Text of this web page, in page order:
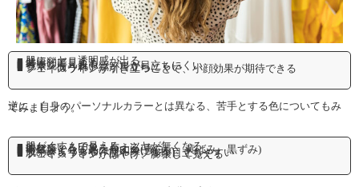
■ 肌にツヤ、透明感が出る
■ 健康的に見える
■ 若々しく見える
■ 色素沈着・肌トラブルが目立ちにくい
■ クマ・ほうれい線が目立ちにくい
■ フェイスラインが引き立つことで、小顔効果が期待できる
逆に、自身のパーソナルカラーとは異なる、苦手とする色についてもみてみましょう。
■ 肌がくすんで見える、ツヤが無くなる
■ 疲れている印象を与える
■ 不健康そうに見えやすい(青白い、黄ばみ、黒ずみ)
■ 実年齢よりも老けた印象になる
■ 肌のざらつきや、肌トラブルが目立ちやすい
■ フェイスラインがぼやけ、膨張して見える